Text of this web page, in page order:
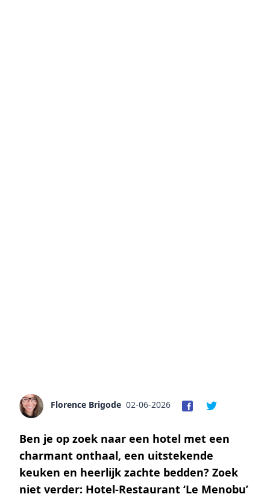
Florence Brigode 02-06-2026
Ben je op zoek naar een hotel met een
charmant onthaal, een uitstekende
keuken en heerlijk zachte bedden? Zoek
niet verder: Hotel-Restaurant ‘Le Menobu’